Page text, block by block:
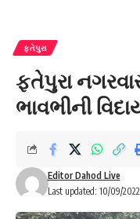
ફતેપુરા
ફતેપુરા
ભાવભીની
Last updated: 10/09/2022
Editor Dahod Live